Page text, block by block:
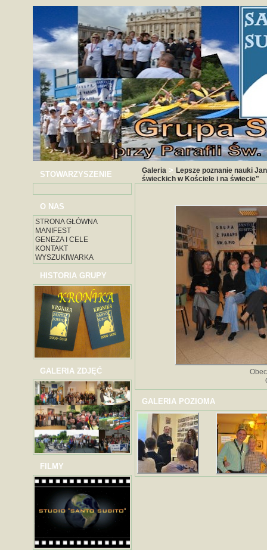
STOWARZYSZENIE
O NAS
STRONA GŁÓWNA
MANIFEST
GENEZA I CELE
KONTAKT
WYSZUKIWARKA
HISTORIA GRUPY
GALERIA ZDJĘĆ
FILMY
Galeria > Lepsze poznanie nauki
świeckich w Kościele i na świecie"
GALERIA POZIOMA